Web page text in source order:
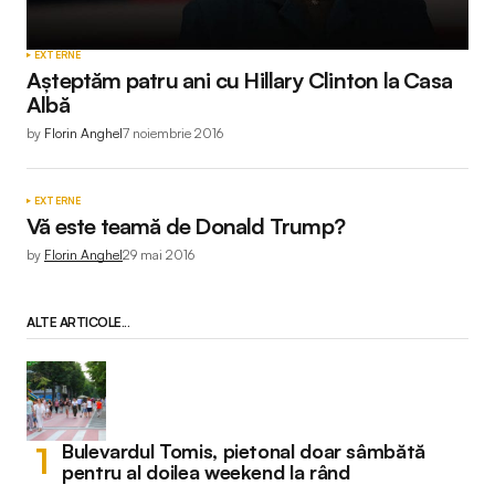
EXTERNE
Așteptăm patru ani cu Hillary Clinton la Casa
Albă
by Florin Anghel7 noiembrie 2016
EXTERNE
Vă este teamă de Donald Trump?
by Florin Anghel29 mai 2016
ALTE ARTICOLE...
Bulevardul Tomis, pietonal doar sâmbătă
pentru al doilea weekend la rând